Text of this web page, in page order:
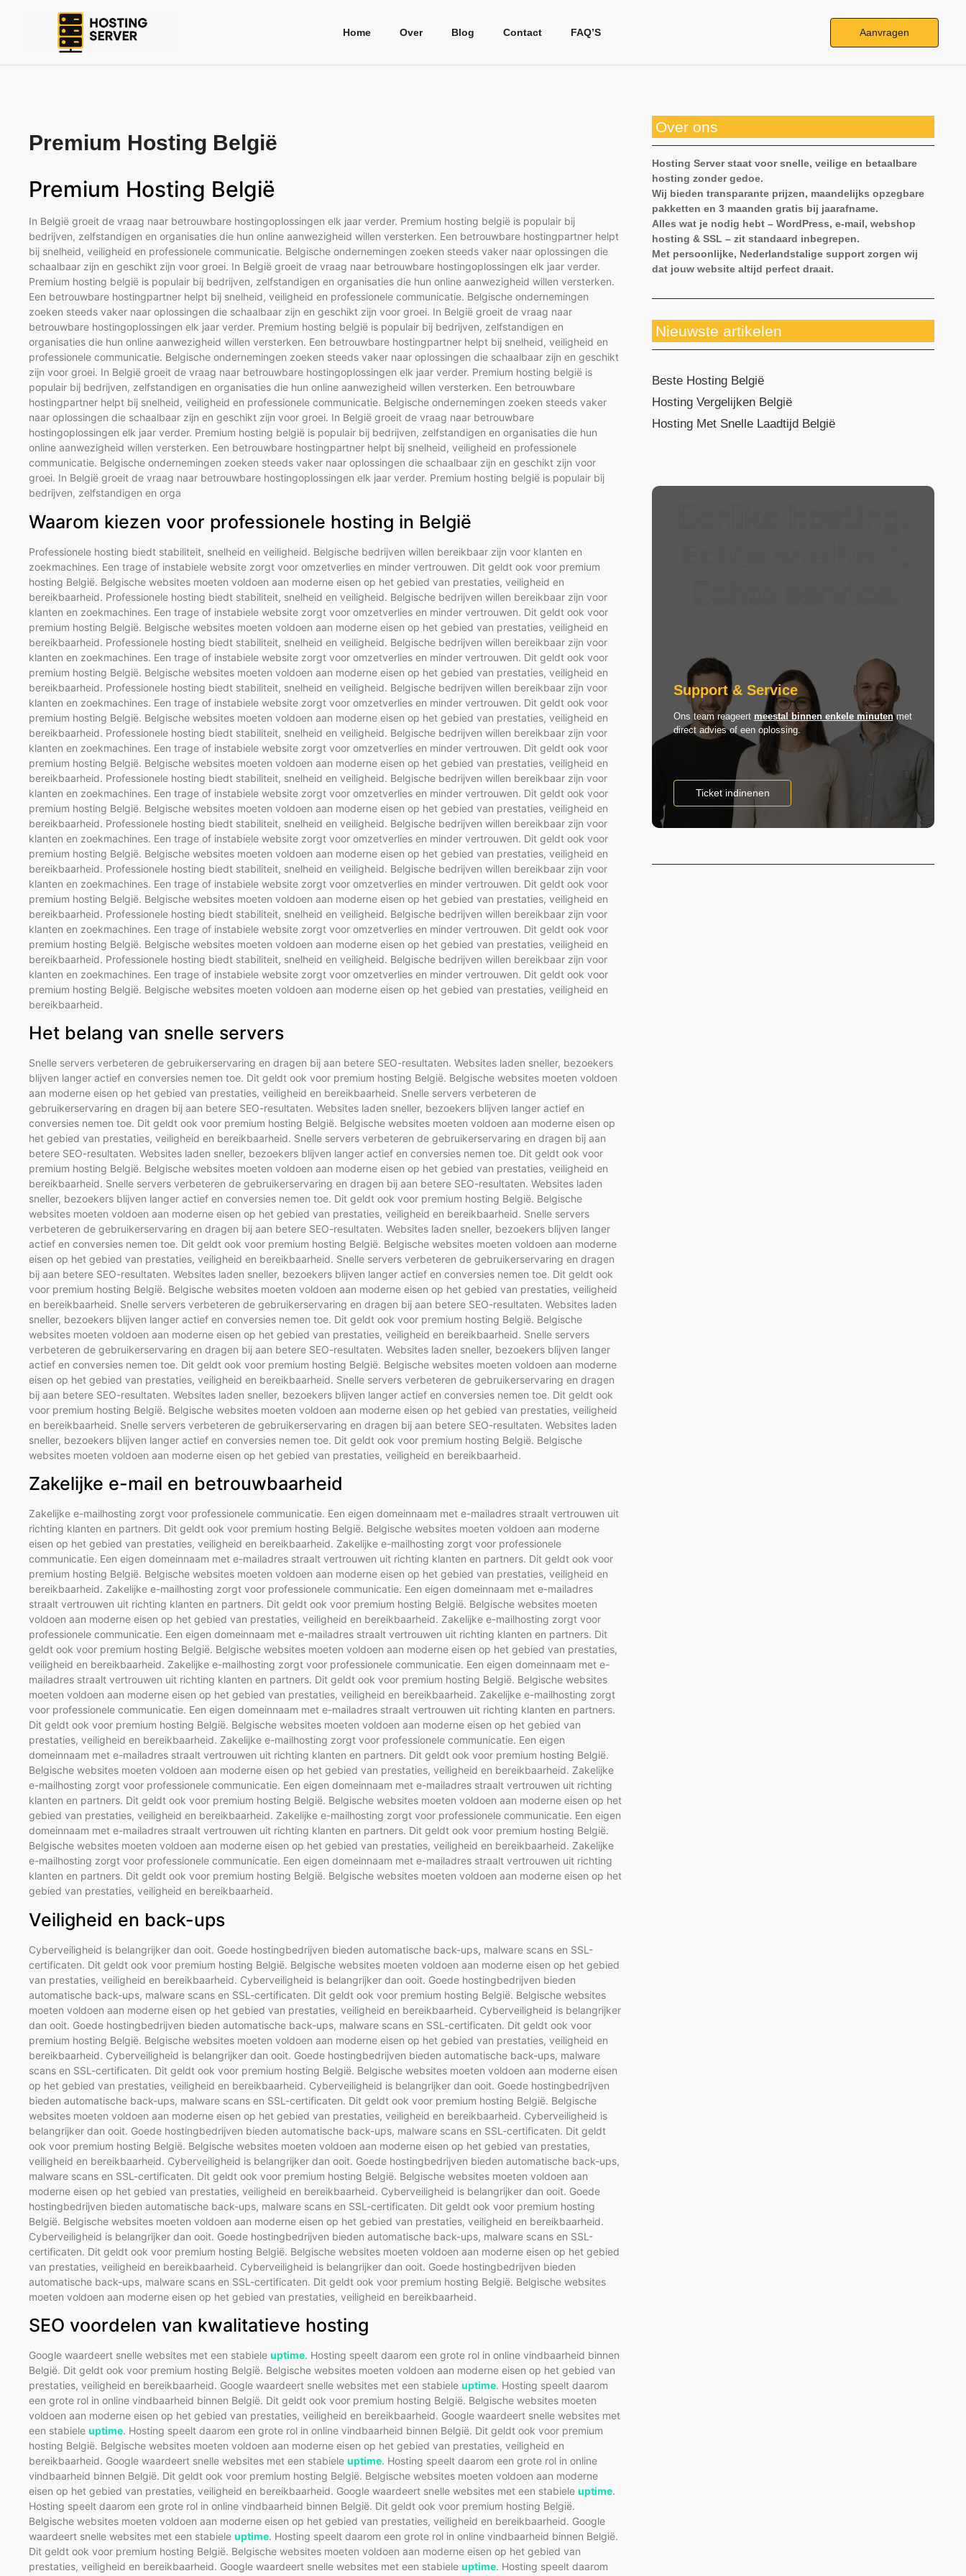
Home Over Blog Contact FAQ’S Aanvragen
Premium Hosting België
Premium Hosting België
In België groeit de vraag naar betrouwbare hostingoplossingen elk jaar verder. Premium hosting belgië is populair bij
bedrijven, zelfstandigen en organisaties die hun online aanwezigheid willen versterken. Een betrouwbare hostingpartner helpt
bij snelheid, veiligheid en professionele communicatie. Belgische ondernemingen zoeken steeds vaker naar oplossingen die
schaalbaar zijn en geschikt zijn voor groei. In België groeit de vraag naar betrouwbare hostingoplossingen elk jaar verder.
Premium hosting belgië is populair bij bedrijven, zelfstandigen en organisaties die hun online aanwezigheid willen versterken.
Een betrouwbare hostingpartner helpt bij snelheid, veiligheid en professionele communicatie. Belgische ondernemingen
zoeken steeds vaker naar oplossingen die schaalbaar zijn en geschikt zijn voor groei. In België groeit de vraag naar
betrouwbare hostingoplossingen elk jaar verder. Premium hosting belgië is populair bij bedrijven, zelfstandigen en
organisaties die hun online aanwezigheid willen versterken. Een betrouwbare hostingpartner helpt bij snelheid, veiligheid en
professionele communicatie. Belgische ondernemingen zoeken steeds vaker naar oplossingen die schaalbaar zijn en geschikt
zijn voor groei. In België groeit de vraag naar betrouwbare hostingoplossingen elk jaar verder. Premium hosting belgië is
populair bij bedrijven, zelfstandigen en organisaties die hun online aanwezigheid willen versterken. Een betrouwbare
hostingpartner helpt bij snelheid, veiligheid en professionele communicatie. Belgische ondernemingen zoeken steeds vaker
naar oplossingen die schaalbaar zijn en geschikt zijn voor groei. In België groeit de vraag naar betrouwbare
hostingoplossingen elk jaar verder. Premium hosting belgië is populair bij bedrijven, zelfstandigen en organisaties die hun
online aanwezigheid willen versterken. Een betrouwbare hostingpartner helpt bij snelheid, veiligheid en professionele
communicatie. Belgische ondernemingen zoeken steeds vaker naar oplossingen die schaalbaar zijn en geschikt zijn voor
groei. In België groeit de vraag naar betrouwbare hostingoplossingen elk jaar verder. Premium hosting belgië is populair bij
bedrijven, zelfstandigen en orga
Waarom kiezen voor professionele hosting in België
Professionele hosting biedt stabiliteit, snelheid en veiligheid. Belgische bedrijven willen bereikbaar zijn voor klanten en
zoekmachines. Een trage of instabiele website zorgt voor omzetverlies en minder vertrouwen. Dit geldt ook voor premium
hosting België. Belgische websites moeten voldoen aan moderne eisen op het gebied van prestaties, veiligheid en
bereikbaarheid. Professionele hosting biedt stabiliteit, snelheid en veiligheid. Belgische bedrijven willen bereikbaar zijn voor
klanten en zoekmachines. Een trage of instabiele website zorgt voor omzetverlies en minder vertrouwen. Dit geldt ook voor
premium hosting België. Belgische websites moeten voldoen aan moderne eisen op het gebied van prestaties, veiligheid en
bereikbaarheid. Professionele hosting biedt stabiliteit, snelheid en veiligheid. Belgische bedrijven willen bereikbaar zijn voor
klanten en zoekmachines. Een trage of instabiele website zorgt voor omzetverlies en minder vertrouwen. Dit geldt ook voor
premium hosting België. Belgische websites moeten voldoen aan moderne eisen op het gebied van prestaties, veiligheid en
bereikbaarheid. Professionele hosting biedt stabiliteit, snelheid en veiligheid. Belgische bedrijven willen bereikbaar zijn voor
klanten en zoekmachines. Een trage of instabiele website zorgt voor omzetverlies en minder vertrouwen. Dit geldt ook voor
premium hosting België. Belgische websites moeten voldoen aan moderne eisen op het gebied van prestaties, veiligheid en
bereikbaarheid. Professionele hosting biedt stabiliteit, snelheid en veiligheid. Belgische bedrijven willen bereikbaar zijn voor
klanten en zoekmachines. Een trage of instabiele website zorgt voor omzetverlies en minder vertrouwen. Dit geldt ook voor
premium hosting België. Belgische websites moeten voldoen aan moderne eisen op het gebied van prestaties, veiligheid en
bereikbaarheid. Professionele hosting biedt stabiliteit, snelheid en veiligheid. Belgische bedrijven willen bereikbaar zijn voor
klanten en zoekmachines. Een trage of instabiele website zorgt voor omzetverlies en minder vertrouwen. Dit geldt ook voor
premium hosting België. Belgische websites moeten voldoen aan moderne eisen op het gebied van prestaties, veiligheid en
bereikbaarheid. Professionele hosting biedt stabiliteit, snelheid en veiligheid. Belgische bedrijven willen bereikbaar zijn voor
klanten en zoekmachines. Een trage of instabiele website zorgt voor omzetverlies en minder vertrouwen. Dit geldt ook voor
premium hosting België. Belgische websites moeten voldoen aan moderne eisen op het gebied van prestaties, veiligheid en
bereikbaarheid. Professionele hosting biedt stabiliteit, snelheid en veiligheid. Belgische bedrijven willen bereikbaar zijn voor
klanten en zoekmachines. Een trage of instabiele website zorgt voor omzetverlies en minder vertrouwen. Dit geldt ook voor
premium hosting België. Belgische websites moeten voldoen aan moderne eisen op het gebied van prestaties, veiligheid en
bereikbaarheid. Professionele hosting biedt stabiliteit, snelheid en veiligheid. Belgische bedrijven willen bereikbaar zijn voor
klanten en zoekmachines. Een trage of instabiele website zorgt voor omzetverlies en minder vertrouwen. Dit geldt ook voor
premium hosting België. Belgische websites moeten voldoen aan moderne eisen op het gebied van prestaties, veiligheid en
bereikbaarheid. Professionele hosting biedt stabiliteit, snelheid en veiligheid. Belgische bedrijven willen bereikbaar zijn voor
klanten en zoekmachines. Een trage of instabiele website zorgt voor omzetverlies en minder vertrouwen. Dit geldt ook voor
premium hosting België. Belgische websites moeten voldoen aan moderne eisen op het gebied van prestaties, veiligheid en
bereikbaarheid.
Het belang van snelle servers
Snelle servers verbeteren de gebruikerservaring en dragen bij aan betere SEO-resultaten. Websites laden sneller, bezoekers
blijven langer actief en conversies nemen toe. Dit geldt ook voor premium hosting België. Belgische websites moeten voldoen
aan moderne eisen op het gebied van prestaties, veiligheid en bereikbaarheid. Snelle servers verbeteren de
gebruikerservaring en dragen bij aan betere SEO-resultaten. Websites laden sneller, bezoekers blijven langer actief en
conversies nemen toe. Dit geldt ook voor premium hosting België. Belgische websites moeten voldoen aan moderne eisen op
het gebied van prestaties, veiligheid en bereikbaarheid. Snelle servers verbeteren de gebruikerservaring en dragen bij aan
betere SEO-resultaten. Websites laden sneller, bezoekers blijven langer actief en conversies nemen toe. Dit geldt ook voor
premium hosting België. Belgische websites moeten voldoen aan moderne eisen op het gebied van prestaties, veiligheid en
bereikbaarheid. Snelle servers verbeteren de gebruikerservaring en dragen bij aan betere SEO-resultaten. Websites laden
sneller, bezoekers blijven langer actief en conversies nemen toe. Dit geldt ook voor premium hosting België. Belgische
websites moeten voldoen aan moderne eisen op het gebied van prestaties, veiligheid en bereikbaarheid. Snelle servers
verbeteren de gebruikerservaring en dragen bij aan betere SEO-resultaten. Websites laden sneller, bezoekers blijven langer
actief en conversies nemen toe. Dit geldt ook voor premium hosting België. Belgische websites moeten voldoen aan moderne
eisen op het gebied van prestaties, veiligheid en bereikbaarheid. Snelle servers verbeteren de gebruikerservaring en dragen
bij aan betere SEO-resultaten. Websites laden sneller, bezoekers blijven langer actief en conversies nemen toe. Dit geldt ook
voor premium hosting België. Belgische websites moeten voldoen aan moderne eisen op het gebied van prestaties, veiligheid
en bereikbaarheid. Snelle servers verbeteren de gebruikerservaring en dragen bij aan betere SEO-resultaten. Websites laden
sneller, bezoekers blijven langer actief en conversies nemen toe. Dit geldt ook voor premium hosting België. Belgische
websites moeten voldoen aan moderne eisen op het gebied van prestaties, veiligheid en bereikbaarheid. Snelle servers
verbeteren de gebruikerservaring en dragen bij aan betere SEO-resultaten. Websites laden sneller, bezoekers blijven langer
actief en conversies nemen toe. Dit geldt ook voor premium hosting België. Belgische websites moeten voldoen aan moderne
eisen op het gebied van prestaties, veiligheid en bereikbaarheid. Snelle servers verbeteren de gebruikerservaring en dragen
bij aan betere SEO-resultaten. Websites laden sneller, bezoekers blijven langer actief en conversies nemen toe. Dit geldt ook
voor premium hosting België. Belgische websites moeten voldoen aan moderne eisen op het gebied van prestaties, veiligheid
en bereikbaarheid. Snelle servers verbeteren de gebruikerservaring en dragen bij aan betere SEO-resultaten. Websites laden
sneller, bezoekers blijven langer actief en conversies nemen toe. Dit geldt ook voor premium hosting België. Belgische
websites moeten voldoen aan moderne eisen op het gebied van prestaties, veiligheid en bereikbaarheid.
Zakelijke e-mail en betrouwbaarheid
Zakelijke e-mailhosting zorgt voor professionele communicatie. Een eigen domeinnaam met e-mailadres straalt vertrouwen uit
richting klanten en partners. Dit geldt ook voor premium hosting België. Belgische websites moeten voldoen aan moderne
eisen op het gebied van prestaties, veiligheid en bereikbaarheid. Zakelijke e-mailhosting zorgt voor professionele
communicatie. Een eigen domeinnaam met e-mailadres straalt vertrouwen uit richting klanten en partners. Dit geldt ook voor
premium hosting België. Belgische websites moeten voldoen aan moderne eisen op het gebied van prestaties, veiligheid en
bereikbaarheid. Zakelijke e-mailhosting zorgt voor professionele communicatie. Een eigen domeinnaam met e-mailadres
straalt vertrouwen uit richting klanten en partners. Dit geldt ook voor premium hosting België. Belgische websites moeten
voldoen aan moderne eisen op het gebied van prestaties, veiligheid en bereikbaarheid. Zakelijke e-mailhosting zorgt voor
professionele communicatie. Een eigen domeinnaam met e-mailadres straalt vertrouwen uit richting klanten en partners. Dit
geldt ook voor premium hosting België. Belgische websites moeten voldoen aan moderne eisen op het gebied van prestaties,
veiligheid en bereikbaarheid. Zakelijke e-mailhosting zorgt voor professionele communicatie. Een eigen domeinnaam met e-
mailadres straalt vertrouwen uit richting klanten en partners. Dit geldt ook voor premium hosting België. Belgische websites
moeten voldoen aan moderne eisen op het gebied van prestaties, veiligheid en bereikbaarheid. Zakelijke e-mailhosting zorgt
voor professionele communicatie. Een eigen domeinnaam met e-mailadres straalt vertrouwen uit richting klanten en partners.
Dit geldt ook voor premium hosting België. Belgische websites moeten voldoen aan moderne eisen op het gebied van
prestaties, veiligheid en bereikbaarheid. Zakelijke e-mailhosting zorgt voor professionele communicatie. Een eigen
domeinnaam met e-mailadres straalt vertrouwen uit richting klanten en partners. Dit geldt ook voor premium hosting België.
Belgische websites moeten voldoen aan moderne eisen op het gebied van prestaties, veiligheid en bereikbaarheid. Zakelijke
e-mailhosting zorgt voor professionele communicatie. Een eigen domeinnaam met e-mailadres straalt vertrouwen uit richting
klanten en partners. Dit geldt ook voor premium hosting België. Belgische websites moeten voldoen aan moderne eisen op het
gebied van prestaties, veiligheid en bereikbaarheid. Zakelijke e-mailhosting zorgt voor professionele communicatie. Een eigen
domeinnaam met e-mailadres straalt vertrouwen uit richting klanten en partners. Dit geldt ook voor premium hosting België.
Belgische websites moeten voldoen aan moderne eisen op het gebied van prestaties, veiligheid en bereikbaarheid. Zakelijke
e-mailhosting zorgt voor professionele communicatie. Een eigen domeinnaam met e-mailadres straalt vertrouwen uit richting
klanten en partners. Dit geldt ook voor premium hosting België. Belgische websites moeten voldoen aan moderne eisen op het
gebied van prestaties, veiligheid en bereikbaarheid.
Veiligheid en back-ups
Cyberveiligheid is belangrijker dan ooit. Goede hostingbedrijven bieden automatische back-ups, malware scans en SSL-
certificaten. Dit geldt ook voor premium hosting België. Belgische websites moeten voldoen aan moderne eisen op het gebied
van prestaties, veiligheid en bereikbaarheid. Cyberveiligheid is belangrijker dan ooit. Goede hostingbedrijven bieden
automatische back-ups, malware scans en SSL-certificaten. Dit geldt ook voor premium hosting België. Belgische websites
moeten voldoen aan moderne eisen op het gebied van prestaties, veiligheid en bereikbaarheid. Cyberveiligheid is belangrijker
dan ooit. Goede hostingbedrijven bieden automatische back-ups, malware scans en SSL-certificaten. Dit geldt ook voor
premium hosting België. Belgische websites moeten voldoen aan moderne eisen op het gebied van prestaties, veiligheid en
bereikbaarheid. Cyberveiligheid is belangrijker dan ooit. Goede hostingbedrijven bieden automatische back-ups, malware
scans en SSL-certificaten. Dit geldt ook voor premium hosting België. Belgische websites moeten voldoen aan moderne eisen
op het gebied van prestaties, veiligheid en bereikbaarheid. Cyberveiligheid is belangrijker dan ooit. Goede hostingbedrijven
bieden automatische back-ups, malware scans en SSL-certificaten. Dit geldt ook voor premium hosting België. Belgische
websites moeten voldoen aan moderne eisen op het gebied van prestaties, veiligheid en bereikbaarheid. Cyberveiligheid is
belangrijker dan ooit. Goede hostingbedrijven bieden automatische back-ups, malware scans en SSL-certificaten. Dit geldt
ook voor premium hosting België. Belgische websites moeten voldoen aan moderne eisen op het gebied van prestaties,
veiligheid en bereikbaarheid. Cyberveiligheid is belangrijker dan ooit. Goede hostingbedrijven bieden automatische back-ups,
malware scans en SSL-certificaten. Dit geldt ook voor premium hosting België. Belgische websites moeten voldoen aan
moderne eisen op het gebied van prestaties, veiligheid en bereikbaarheid. Cyberveiligheid is belangrijker dan ooit. Goede
hostingbedrijven bieden automatische back-ups, malware scans en SSL-certificaten. Dit geldt ook voor premium hosting
België. Belgische websites moeten voldoen aan moderne eisen op het gebied van prestaties, veiligheid en bereikbaarheid.
Cyberveiligheid is belangrijker dan ooit. Goede hostingbedrijven bieden automatische back-ups, malware scans en SSL-
certificaten. Dit geldt ook voor premium hosting België. Belgische websites moeten voldoen aan moderne eisen op het gebied
van prestaties, veiligheid en bereikbaarheid. Cyberveiligheid is belangrijker dan ooit. Goede hostingbedrijven bieden
automatische back-ups, malware scans en SSL-certificaten. Dit geldt ook voor premium hosting België. Belgische websites
moeten voldoen aan moderne eisen op het gebied van prestaties, veiligheid en bereikbaarheid.
SEO voordelen van kwalitatieve hosting
Google waardeert snelle websites met een stabiele uptime. Hosting speelt daarom een grote rol in online vindbaarheid binnen
België. Dit geldt ook voor premium hosting België. Belgische websites moeten voldoen aan moderne eisen op het gebied van
prestaties, veiligheid en bereikbaarheid. Google waardeert snelle websites met een stabiele uptime. Hosting speelt daarom
een grote rol in online vindbaarheid binnen België. Dit geldt ook voor premium hosting België. Belgische websites moeten
voldoen aan moderne eisen op het gebied van prestaties, veiligheid en bereikbaarheid. Google waardeert snelle websites met
een stabiele uptime. Hosting speelt daarom een grote rol in online vindbaarheid binnen België. Dit geldt ook voor premium
hosting België. Belgische websites moeten voldoen aan moderne eisen op het gebied van prestaties, veiligheid en
bereikbaarheid. Google waardeert snelle websites met een stabiele uptime. Hosting speelt daarom een grote rol in online
vindbaarheid binnen België. Dit geldt ook voor premium hosting België. Belgische websites moeten voldoen aan moderne
eisen op het gebied van prestaties, veiligheid en bereikbaarheid. Google waardeert snelle websites met een stabiele uptime.
Hosting speelt daarom een grote rol in online vindbaarheid binnen België. Dit geldt ook voor premium hosting België.
Belgische websites moeten voldoen aan moderne eisen op het gebied van prestaties, veiligheid en bereikbaarheid. Google
waardeert snelle websites met een stabiele uptime. Hosting speelt daarom een grote rol in online vindbaarheid binnen België.
Dit geldt ook voor premium hosting België. Belgische websites moeten voldoen aan moderne eisen op het gebied van
prestaties, veiligheid en bereikbaarheid. Google waardeert snelle websites met een stabiele uptime. Hosting speelt daarom
Over ons
Hosting Server staat voor snelle, veilige en betaalbare
hosting zonder gedoe.
Wij bieden transparante prijzen, maandelijks opzegbare
pakketten en 3 maanden gratis bij jaarafname.
Alles wat je nodig hebt – WordPress, e-mail, webshop
hosting & SSL – zit standaard inbegrepen.
Met persoonlijke, Nederlandstalige support zorgen wij
dat jouw website altijd perfect draait.
Nieuwste artikelen
Beste Hosting België
Hosting Vergelijken België
Hosting Met Snelle Laadtijd België
Support & Service
Ons team reageert meestal binnen enkele minutenmet
direct advies of een oplossing.
Ticket indinenen